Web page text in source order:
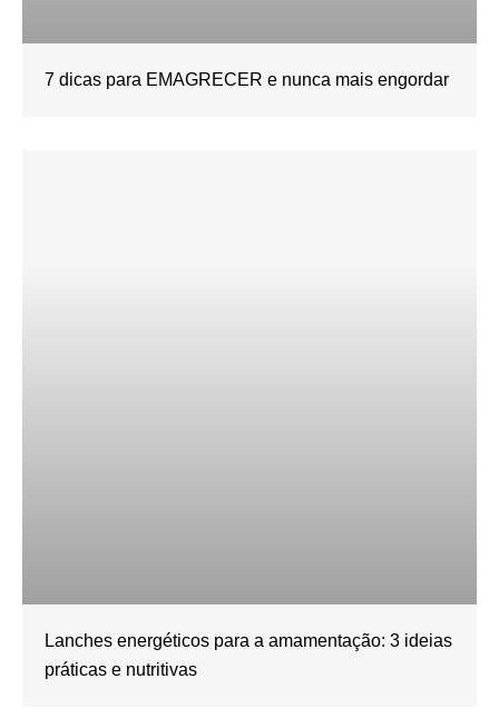
7 dicas para EMAGRECER e nunca mais engordar
Lanches energéticos para a amamentação: 3 ideias
práticas e nutritivas